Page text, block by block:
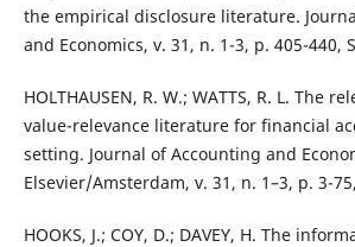
the empirical disclosure literature.
and Economics, v. 31, n. 1-3, p. 405-440,
HOLTHAUSEN, R. W.; WATTS, R. L. The
value-relevance literature for financial
setting. Journal of Accounting and
Elsevier/Amsterdam, v. 31, n. 1–3, p. 3-
HOOKS, J.; COY, D.; DAVEY, H. The